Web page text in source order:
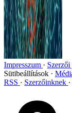
Impresszum
Sütibeállítások
RSS
Szerzőinknek